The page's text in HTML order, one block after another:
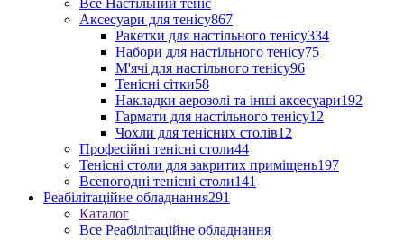
Все Настільний теніс
Аксесуари для тенісу867
Ракетки для настільного тенісу334
Набори для настільного тенісу75
М'ячі для настільного тенісу96
Тенісні сітки58
Накладки аерозолі та інші аксесуари192
Гармати для настільного тенісу12
Чохли для тенісних столів12
Професійні тенісні столи44
Тенісні столи для закритих приміщень197
Всепогодні тенісні столи141
Реабілітаційне обладнання291
Каталог
Все Реабілітаційне обладнання